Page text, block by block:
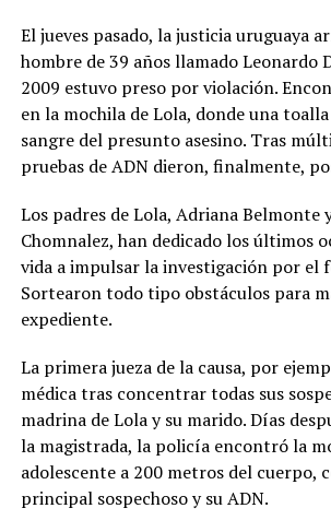
El jueves pasado, la justicia uruguaya
hombre de 39 años llamado Leonardo
2009 estuvo preso por violación.
en la mochila de Lola, donde una
sangre del presunto asesino. Tras
pruebas de ADN dieron, finalmente,
Los padres de Lola, Adriana Belmonte
Chomnalez, han dedicado los últimos
vida a impulsar la investigación por el
Sortearon todo tipo obstáculos para
expediente.
La primera jueza de la causa, por
médica tras concentrar todas sus
madrina de Lola y su marido. Días
la magistrada, la policía encontró la
adolescente a 200 metros del cuerpo,
principal sospechoso y su ADN.